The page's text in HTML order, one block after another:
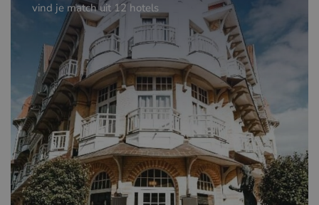
vind je match uit 12 hotels